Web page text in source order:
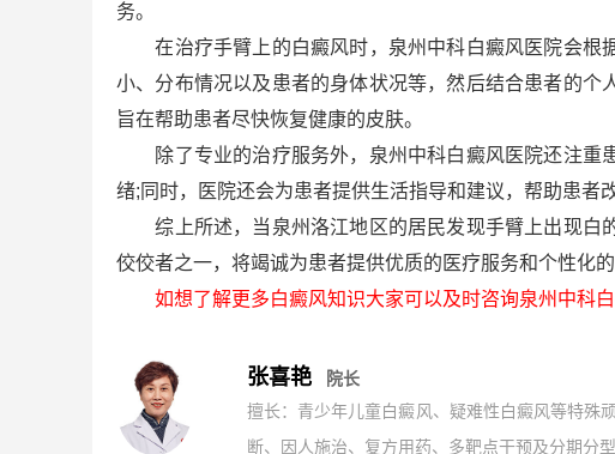
务。
在治疗手臂上的白癜风时，泉州中科白癜风医院会根
小、分布情况以及患者的身体状况等，然后结合患者的个
旨在帮助患者尽快恢复健康的皮肤。
除了专业的治疗服务外，泉州中科白癜风医院还注重
绪;同时，医院还会为患者提供生活指导和建议，帮助患者
综上所述，当泉州洛江地区的居民发现手臂上出现白
佼佼者之一，将竭诚为患者提供优质的医疗服务和个性化的
如想了解更多白癜风知识大家可以及时咨询泉州中科白
张喜艳
院长
擅长：青少年儿童白癜风、疑难性白癜风等特殊
断、因人施治、复方用药、多靶点干预及分期分